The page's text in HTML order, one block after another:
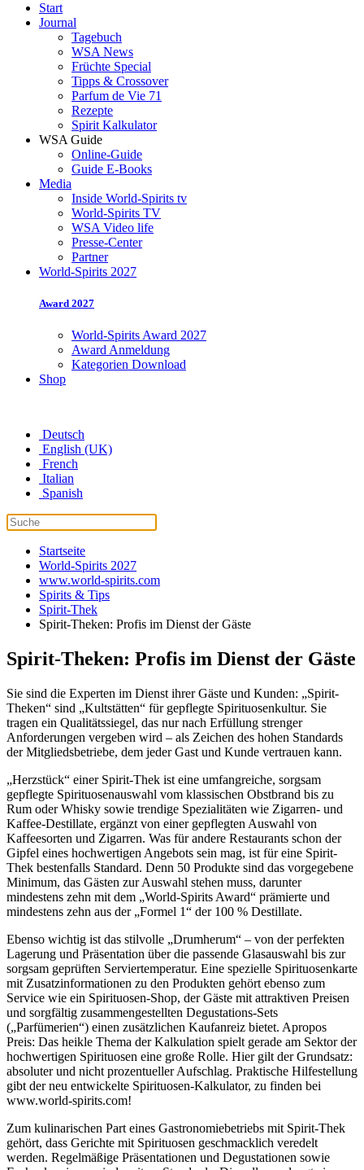
Start
Journal
Tagebuch
WSA News
Früchte Special
Tipps & Crossover
Parfum de Vie 71
Rezepte
Spirit Kalkulator
WSA Guide
Online-Guide
Guide E-Books
Media
Inside World-Spirits tv
World-Spirits TV
WSA Video life
Presse-Center
Partner
World-Spirits 2027
Award 2027
World-Spirits Award 2027
Award Anmeldung
Kategorien Download
Shop
Deutsch
English (UK)
French
Italian
Spanish
Startseite
World-Spirits 2027
www.world-spirits.com
Spirits & Tips
Spirit-Thek
Spirit-Theken: Profis im Dienst der Gäste
Spirit-Theken: Profis im Dienst der Gäste
Sie sind die Experten im Dienst ihrer Gäste und Kunden: „Spirit-
Theken“ sind „Kultstätten“ für gepflegte Spirituosenkultur. Sie
tragen ein Qualitätssiegel, das nur nach Erfüllung strenger
Anforderungen vergeben wird – als Zeichen des hohen Standards
der Mitgliedsbetriebe, dem jeder Gast und Kunde vertrauen kann.
„Herzstück“ einer Spirit-Thek ist eine umfangreiche, sorgsam
gepflegte Spirituosenauswahl vom klassischen Obstbrand bis zu
Rum oder Whisky sowie trendige Spezialitäten wie Zigarren- und
Kaffee-Destillate, ergänzt von einer gepflegten Auswahl von
Kaffeesorten und Zigarren. Was für andere Restaurants schon der
Gipfel eines hochwertigen Angebots sein mag, ist für eine Spirit-
Thek bestenfalls Standard. Denn 50 Produkte sind das vorgegebene
Minimum, das Gästen zur Auswahl stehen muss, darunter
mindestens zehn mit dem „World-Spirits Award“ prämierte und
mindestens zehn aus der „Formel 1“ der 100 % Destillate.
Ebenso wichtig ist das stilvolle „Drumherum“ – von der perfekten
Lagerung und Präsentation über die passende Glasauswahl bis zur
sorgsam geprüften Serviertemperatur. Eine spezielle Spirituosenkarte
mit Zusatzinformationen zu den Produkten gehört ebenso zum
Service wie ein Spirituosen-Shop, der Gäste mit attraktiven Preisen
und sorgfältig zusammengestellten Degustations-Sets
(„Parfümerien“) einen zusätzlichen Kaufanreiz bietet. Apropos
Preis: Das heikle Thema der Kalkulation spielt gerade am Sektor der
hochwertigen Spirituosen eine große Rolle. Hier gilt der Grundsatz:
absoluter und nicht prozentueller Aufschlag. Praktische Hilfestellung
gibt der neu entwickelte Spirituosen-Kalkulator, zu finden bei
www.world-spirits.com!
Zum kulinarischen Part eines Gastronomiebetriebs mit Spirit-Thek
gehört, dass Gerichte mit Spirituosen geschmacklich veredelt
werden. Regelmäßige Präsentationen und Degustationen sowie